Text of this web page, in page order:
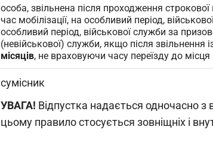
особа, звільнена після проходження
час мобілізації, на особливий період,
особливий період, військової служби за
(невійськової) служби, якщо після звільнення
місяців, не враховуючи часу переїзду до
сумісник
УВАГА! Відпустка надається одночасно
цьому правило стосується зовніщніх і